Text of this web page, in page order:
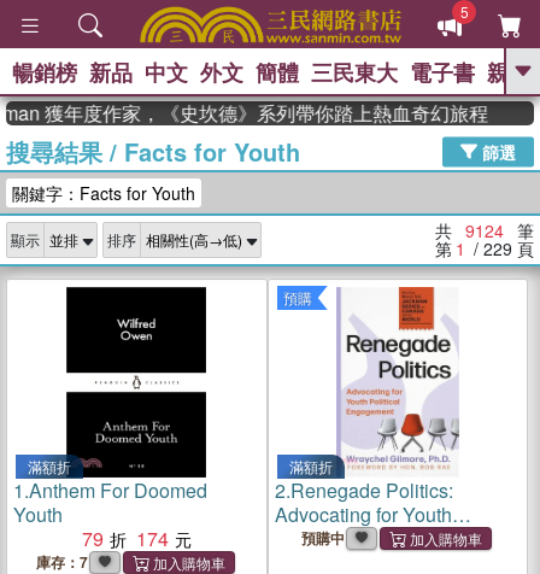
5
GO
熱搜： 東野圭吾 高希均教授回憶錄
、 The Odyssey 、 父親節 、 如果歷
獎 臺灣漫遊錄 、 方念華 、 台灣的李
登輝時代
數學女孩：黎曼猜想 、
偉大的迷走神經
暢銷榜 新品 中文 外文 簡體 三民東大 電子書 親子
度作家，《史坎德》系列帶你踏上熱血奇幻旅程
搜尋結果/ Facts for Youth
篩選
關鍵字：Facts for Youth
顯示 排序 共 9124 筆
第 1 / 229 頁
滿額折
1.Anthem For Doomed
Youth
79
174
庫存：7
預購
滿額折
2.Renegade Politics:
Advocating for Youth
Political Engagement
預購中